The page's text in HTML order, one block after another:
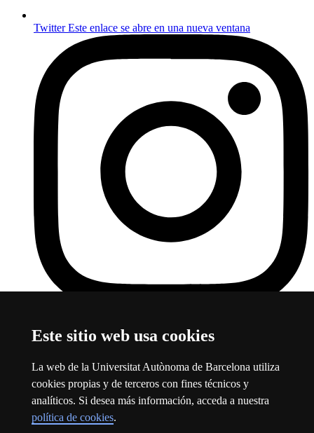
Este sitio web usa cookies
La web de la Universitat Autònoma de Barcelona utiliza
cookies propias y de terceros con fines técnicos y
analíticos. Si desea más información, acceda a nuestra
política de cookies.
TwitterEste enlace se abre en una nueva ventana
Sobre el web
Universitat Autònoma de Barcelona
Aviso legalEste enlace se abre en una nueva ventana
Protección de datosEste enlace se abre en una nueva ventana
Sobre el webEste enlace se abre en una nueva ventana